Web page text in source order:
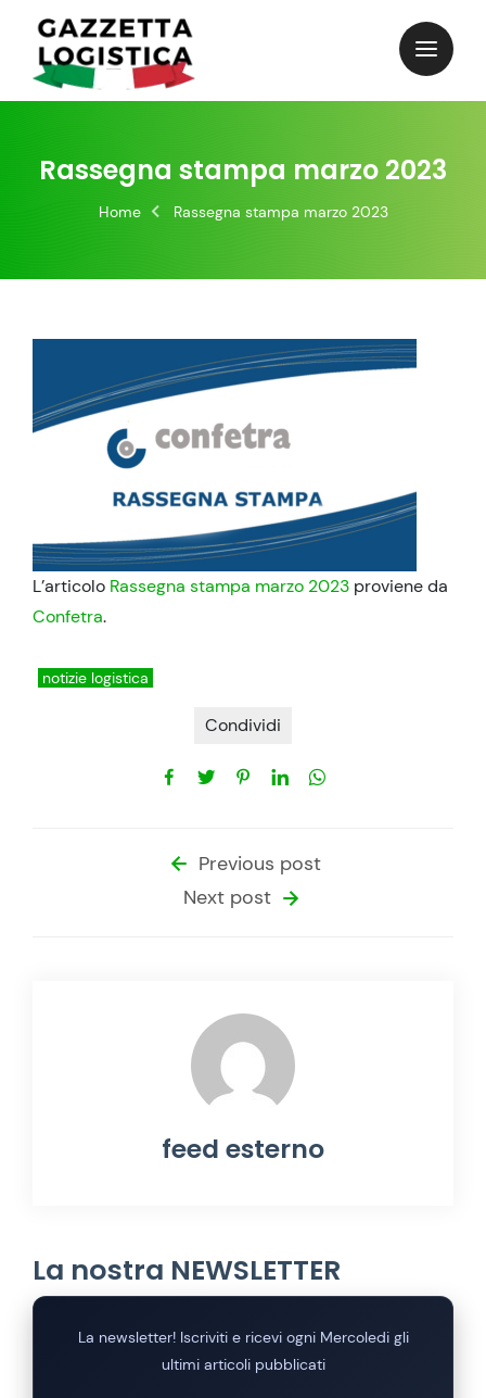
content
Rassegna stampa marzo 2023
Home Rassegna stampa marzo 2023
L’articolo Rassegna stampa marzo 2023 proviene da
Confetra.
notizie logistica
Condividi
Previous post
Next post
feed esterno
La nostra NEWSLETTER
La newsletter! Iscriviti e ricevi ogni Mercoledi gli
ultimi articoli pubblicati